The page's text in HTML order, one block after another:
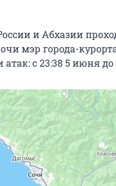
и Абхазии
мэр города-
атак: с 23:38 5 июня